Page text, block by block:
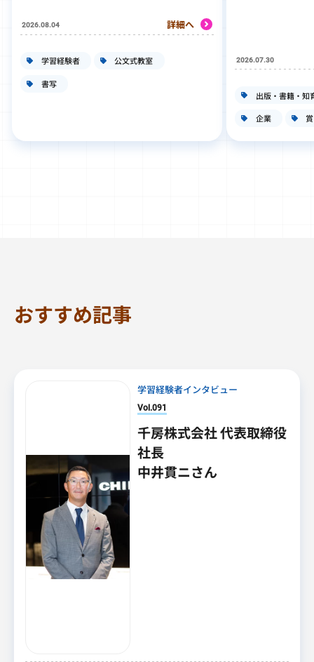
2026.08.04 詳細へ
学習経験者 公文式教室
書写
2026.07.30
出版・書籍・知
企業 賞
おすすめ記事
学習経験者インタビュー
Vol.091
千房株式会社 代表取締役
社長
中井貫ニさん